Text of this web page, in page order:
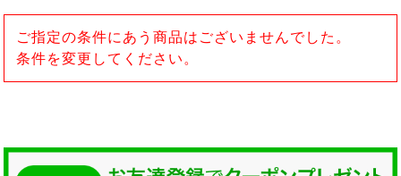
ご指定の条件にあう商品はございませんでした。
条件を変更してください。